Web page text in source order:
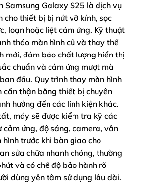
Samsung Galaxy S25 là dịch vụ
cho thiết bị bị nứt vỡ kính, sọc
loạn hoặc liệt cảm ứng. Kỹ thuật
tháo màn hình cũ và thay thế
mới, đảm bảo chất lượng hiển thị
chuẩn và cảm ứng mượt mà
đầu. Quy trình thay màn hình
cẩn thận bằng thiết bị chuyên
hưởng đến các linh kiện khác.
máy sẽ được kiểm tra kỹ các
cảm ứng, độ sáng, camera, vân
trước khi bàn giao cho
sửa chữa nhanh chóng, thường
và có chế độ bảo hành rõ
dùng yên tâm sử dụng lâu dài.